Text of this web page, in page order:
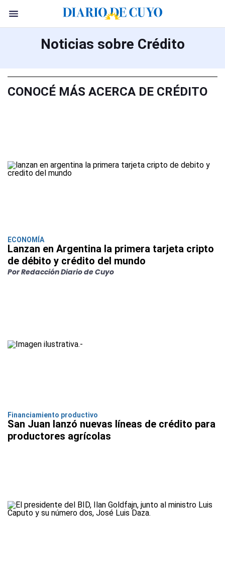
Noticias sobre Crédito
CONOCÉ MÁS ACERCA DE CRÉDITO
ECONOMÍA
Lanzan en Argentina la primera tarjeta cripto
de débito y crédito del mundo
Por Redacción Diario de Cuyo
Financiamiento productivo
San Juan lanzó nuevas líneas de crédito para
productores agrícolas